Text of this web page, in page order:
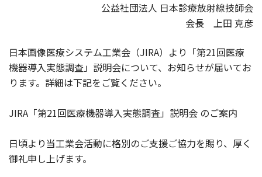
公益社団法人 日本診療放射線技師会
会長 上田 克彦
日本画像医療システム工業会（JIRA）より「第21回医療
機器導入実態調査」説明会について、お知らせが届いてお
ります。詳細は下記をご覧ください。
JIRA「第21回医療機器導入実態調査」説明会 のご案内
日頃より当工業会活動に格別のご支援ご協力を賜り、厚く
御礼申し上げます。